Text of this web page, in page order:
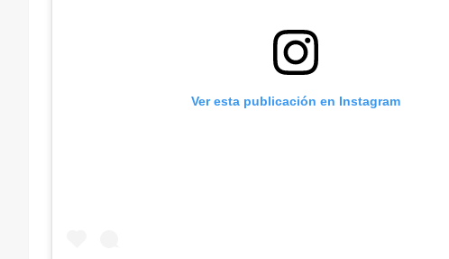
Ver esta publicación en Instagram